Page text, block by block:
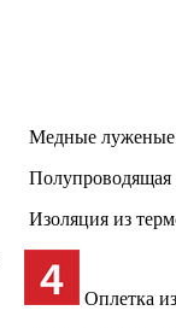
Медные луженые
Полупроводящая
Изоляция из
Оплетка